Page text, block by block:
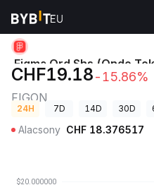
Kriptovaluta árak Figma Ord
Figma Ord Shs (Ondo
ára
FIGON
CHF19.18-15.86%
24H 7D 14D 30D
Alacsony CHF 18.376517